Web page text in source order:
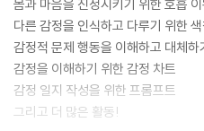
몸과 마음을 진정시키기 위한 호흡
다른 감정을 인식하고 다루기 위한 색
감정적 문제 행동을 이해하고 대체
감정을 이해하기 위한 감정 차트
감정 일지 작성을 위한 프롬프트
그리고 더 많은 활동!